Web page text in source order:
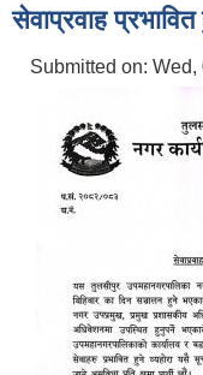
सेवाप्रवाह
Submitted on: Wed,